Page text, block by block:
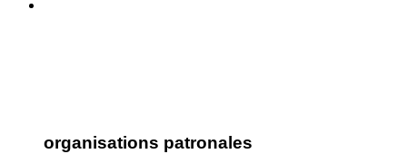
organisations patronales